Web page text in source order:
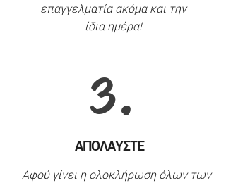
επαγγελματία ακόμα και την
ίδια ημέρα!
3.
ΑΠΟΛΑΥΣΤΕ
Αφού γίνει ηολοκλήρωση όλων των